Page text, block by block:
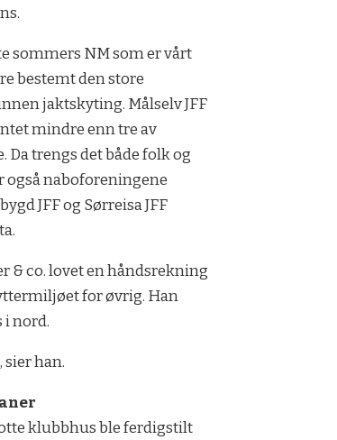
sommers NM som er vårt
bestemt den store
jaktskyting. Målselv JFF
mindre enn tre av
Da trengs det både folk og
også naboforeningene
JFF og Sørreisa JFF
& co. lovet en håndsrekning
for øvrig. Han
i nord.
sier han.
klubbhus ble ferdigstilt